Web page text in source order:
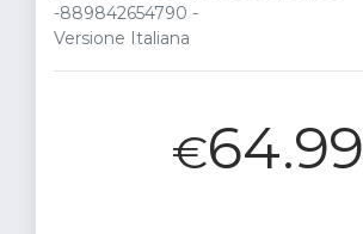
-889842654790 -
Versione Italiana
€64.99